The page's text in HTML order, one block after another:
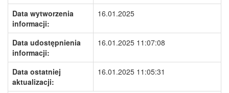
Data wytworzenia
informacji:
16.01.2025
Data udostępnienia
informacji:
16.01.2025 11:07:08
Data ostatniej
aktualizacji:
16.01.2025 11:05:31